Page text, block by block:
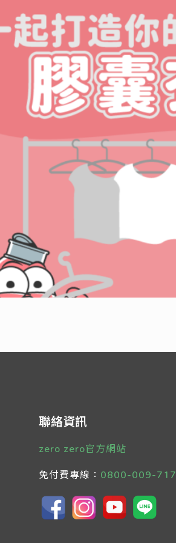
聯絡資訊
zero zero官方網站
免付費專線： 0800-009-717